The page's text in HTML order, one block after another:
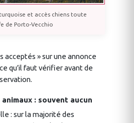
et accès chiens toute
de Porto-Vecchio
acceptés » sur une annonce
qu’il faut vérifier avant de
: souvent aucun
: sur la majorité des